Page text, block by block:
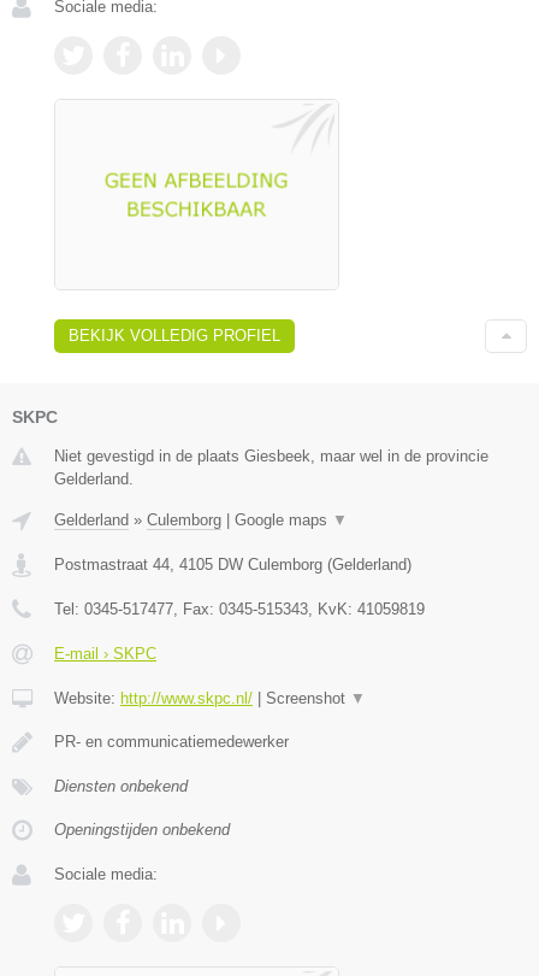
Sociale media:
BEKIJK VOLLEDIG PROFIEL
SKPC
Niet gevestigd in de plaats Giesbeek, maar wel in de provincie
Gelderland.
Gelderland » Culemborg Google maps ▼
Postmastraat 44 4105 DW Culemborg (Gelderland)
Tel: 0345-517477 , Fax: 0345-515343 , KvK: 41059819
E-mail › SKPC
Website: http://www.skpc.nl/ Screenshot ▼
PR- en communicatiemedewerker
Diensten onbekend
Openingstijden onbekend
Sociale media: